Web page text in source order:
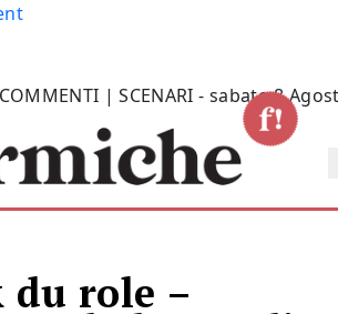
| SCENARI - sabato 8
role –